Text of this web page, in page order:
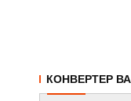
КОНВЕРТЕР